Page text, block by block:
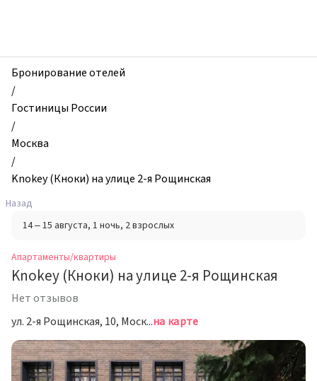
и
квартиры,
Knokey
(Кноки)
на
улице
2-
Рощинская,
Москва,
Россия
Бронирование отелей
/
Гостиницы России
/
Москва
/
Knokey (Кноки) на улице 2-я Рощинская
Назад
14 – 15 августа, 1 ночь, 2 взрослых
Апартаменты/квартиры
Knokey (Кноки) на улице 2-я Рощинская
Нет отзывов
ул. 2-я Рощинская, 10, Москвана карте